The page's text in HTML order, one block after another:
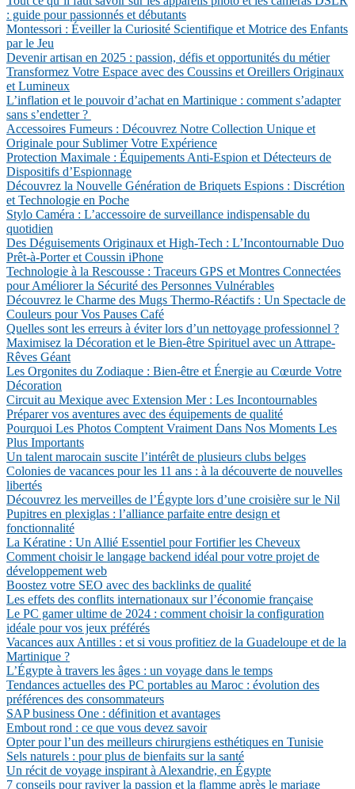
: guide pour passionnés et débutants
Montessori : Éveiller la Curiosité Scientifique et Motrice des Enfants
par le Jeu
Devenir artisan en 2025 : passion, défis et opportunités du métier
Transformez Votre Espace avec des Coussins et Oreillers Originaux
et Lumineux
L’inflation et le pouvoir d’achat en Martinique : comment s’adapter
sans s’endetter ?
Accessoires Fumeurs : Découvrez Notre Collection Unique et
Originale pour Sublimer Votre Expérience
Protection Maximale : Équipements Anti-Espion et Détecteurs de
Dispositifs d’Espionnage
Découvrez la Nouvelle Génération de Briquets Espions : Discrétion
et Technologie en Poche
Stylo Caméra : L’accessoire de surveillance indispensable du
quotidien
Des Déguisements Originaux et High-Tech : L’Incontournable Duo
Prêt-à-Porter et Coussin iPhone
Technologie à la Rescousse : Traceurs GPS et Montres Connectées
pour Améliorer la Sécurité des Personnes Vulnérables
Découvrez le Charme des Mugs Thermo-Réactifs : Un Spectacle de
Couleurs pour Vos Pauses Café
Quelles sont les erreurs à éviter lors d’un nettoyage professionnel ?
Maximisez la Décoration et le Bien-être Spirituel avec un Attrape-
Rêves Géant
Les Orgonites du Zodiaque : Bien-être et Énergie au Cœurde Votre
Décoration
Circuit au Mexique avec Extension Mer : Les Incontournables
Préparer vos aventures avec des équipements de qualité
Pourquoi Les Photos Comptent Vraiment Dans Nos Moments Les
Plus Importants
Un talent marocain suscite l’intérêt de plusieurs clubs belges
Colonies de vacances pour les 11 ans : à la découverte de nouvelles
libertés
Découvrez les merveilles de l’Égypte lors d’une croisière sur le Nil
Pupitres en plexiglas : l’alliance parfaite entre design et
fonctionnalité
La Kératine : Un Allié Essentiel pour Fortifier les Cheveux
Comment choisir le langage backend idéal pour votre projet de
développement web
Boostez votre SEO avec des backlinks de qualité
Les effets des conflits internationaux sur l’économie française
Le PC gamer ultime de 2024 : comment choisir la configuration
idéale pour vos jeux préférés
Vacances aux Antilles : et si vous profitiez de la Guadeloupe et de la
Martinique ?
L’Égypte à travers les âges : un voyage dans le temps
Tendances actuelles des PC portables au Maroc : évolution des
préférences des consommateurs
SAP business One : définition et avantages
Embout rond : ce que vous devez savoir
Opter pour l’un des meilleurs chirurgiens esthétiques en Tunisie
Sels naturels : pour plus de bienfaits sur la santé
Un récit de voyage inspirant à Alexandrie, en Égypte
7 conseils pour raviver la passion et la flamme après le mariage